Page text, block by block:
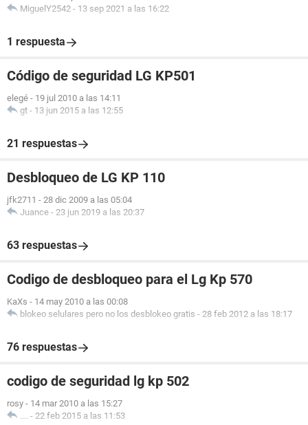
MiguelY2542 - 13 sep 2021 a las 16:22
1 respuesta
Código de seguridad LG KP501
elegé - 19 jul 2010 a las 14:11
gt - 13 jun 2015 a las 12:55
21 respuestas
Desbloqueo de LG KP 110
jfk2711 - 28 dic 2009 a las 05:04
Juance - 23 jun 2019 a las 20:37
63 respuestas
Codigo de desbloqueo para el Lg Kp 570
KaXs - 14 may 2010 a las 00:08
blokeo selulares pero no los desblokeo gratis - 28 feb 2012 a las 18:17
76 respuestas
codigo de seguridad lg kp 502
rosy - 14 mar 2010 a las 15:27
.... - 22 feb 2015 a las 11:53